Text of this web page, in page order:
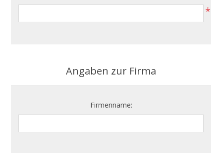
*
Angaben zur Firma
Firmenname: